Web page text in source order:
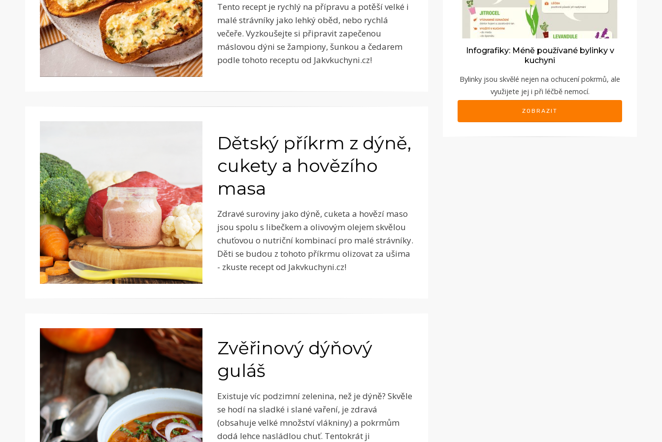
Tento recept je rychlý na přípravu a potěší velké i
malé strávníky jako lehký oběd, nebo rychlá
večeře. Vyzkoušejte si připravit zapečenou
máslovou dýni se žampiony, šunkou a čedarem
podle tohoto receptu od Jakvkuchyni.cz!
Dětský příkrm z dýně,
cukety a hovězího
masa
Zdravé suroviny jako dýně, cuketa a hovězí maso
jsou spolu s libečkem a olivovým olejem skvělou
chuťovou o nutriční kombinací pro malé strávníky.
Děti se budou z tohoto příkrmu olizovat za ušima
- zkuste recept od Jakvkuchyni.cz!
Zvěřinový dýňový
guláš
Existuje víc podzimní zelenina, než je dýně? Skvěle
se hodí na sladké i slané vaření, je zdravá
(obsahuje velké množství vlákniny) a pokrmům
dodá lehce nasládlou chuť. Tentokrát ji
Infografiky: Méně používané bylinky v
kuchyni
Bylinky jsou skvělé nejen na ochucení pokrmů, ale
využijete jej i při léčbě nemocí.
ZOBRAZIT